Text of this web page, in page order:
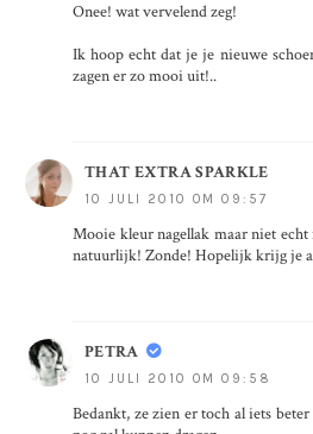
Onee! wat vervelend zeg!
Ik hoop echt dat je je nieuwe
zagen er zo mooi uit!..
THAT EXTRA SPARKLE
10 JULI 2010 OM 09:57
Mooie kleur nagellak maar niet
natuurlijk! Zonde! Hopelijk krijg je
PETRA
10 JULI 2010 OM 09:58
Bedankt, ze zien er toch al iets